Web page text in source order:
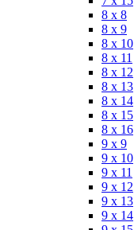
8 x 8
8 x 9
8 x 10
8 x 11
8 x 12
8 x 13
8 x 14
8 x 15
8 x 16
9 x 9
9 x 10
9 x 11
9 x 12
9 x 13
9 x 14